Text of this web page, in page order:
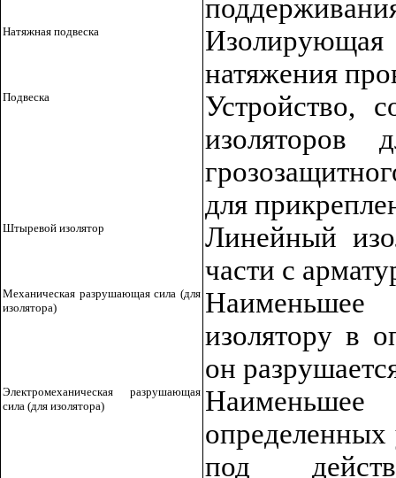
Натяжная подвеска
натяжения
Подвеска
Устройство,
изоляторов
для
Штыревой изолятор
Линейный
части с
Механическая разрушающая сила (для
изолятора)
изолятору в
он
Электромеханическая разрушающая
сила (для изолятора)
определенных
под